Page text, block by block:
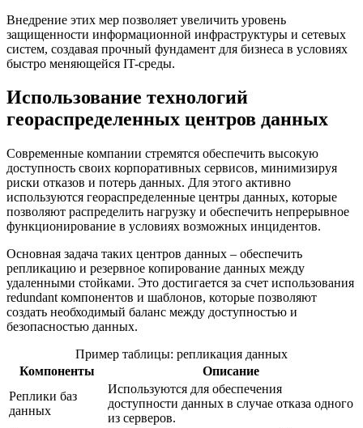
Внедрение этих мер позволяет увеличить уровень
защищенности информационной инфраструктуры и сетевых
систем, создавая прочный фундамент для бизнеса в условиях
быстро меняющейся IT-среды.
Использование технологий
геораспределенных центров данных
Современные компании стремятся обеспечить высокую
доступность своих корпоративных сервисов, минимизируя
риски отказов и потерь данных. Для этого активно
используются геораспределенные центры данных, которые
позволяют распределить нагрузку и обеспечить непрерывное
функционирование в условиях возможных инцидентов.
Основная задача таких центров данных – обеспечить
репликацию и резервное копирование данных между
удаленными стойками. Это достигается за счет использования
redundant компонентов и шаблонов, которые позволяют
создать необходимый баланс между доступностью и
безопасностью данных.
Пример таблицы: репликация данных
Компоненты
Описание
Реплики баз
данных
Используются для обеспечения
доступности данных в случае отказа одного
из серверов.